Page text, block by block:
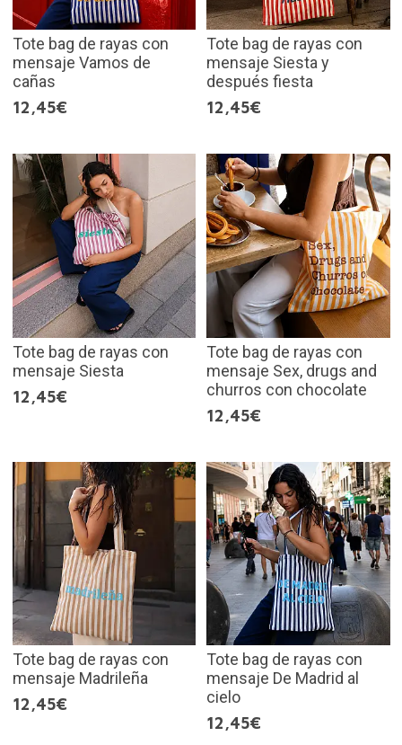
Tote bag de rayas con
mensaje Vamos de
cañas
12,45€
Tote bag de rayas con
mensaje Siesta y
después fiesta
12,45€
Tote bag de rayas con
mensaje Siesta
12,45€
Tote bag de rayas con
mensaje Sex, drugs and
churros con chocolate
12,45€
Tote bag de rayas con
mensaje Madrileña
12,45€
Tote bag de rayas con
mensaje De Madrid al
cielo
12,45€